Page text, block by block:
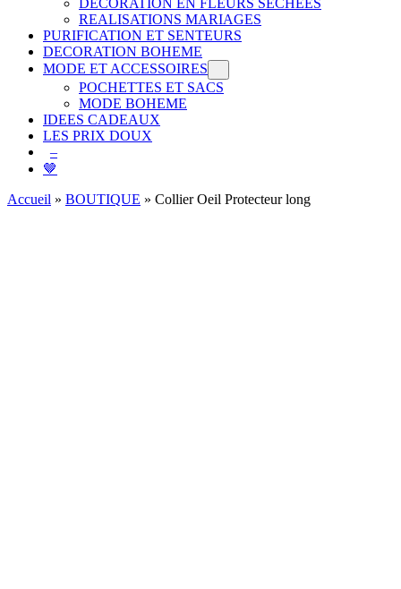
DECORATION EN FLEURS SECHEES
REALISATIONS MARIAGES
PURIFICATION ET SENTEURS
DECORATION BOHEME
MODE ET ACCESSOIRES
POCHETTES ET SACS
MODE BOHEME
IDEES CADEAUX
LES PRIX DOUX
–
🤎
Accueil » BOUTIQUE » Collier Oeil Protecteur long